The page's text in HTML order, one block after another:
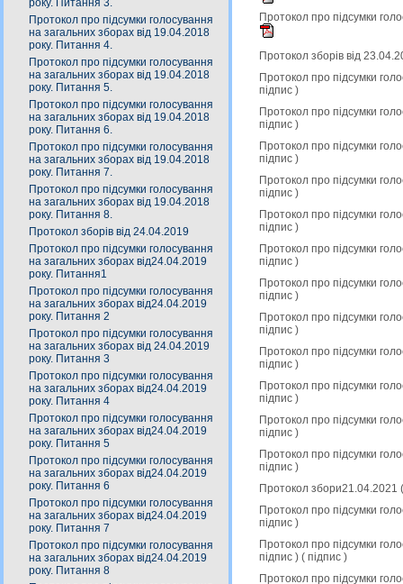
року. Питання 3.
Протокол про підсумки голосування
на загальних зборах від 19.04.2018
року. Питання 4.
Протокол про підсумки голосування
на загальних зборах від 19.04.2018
року. Питання 5.
Протокол про підсумки голосування
на загальних зборах від 19.04.2018
року. Питання 6.
Протокол про підсумки голосування
на загальних зборах від 19.04.2018
року. Питання 7.
Протокол про підсумки голосування
на загальних зборах від 19.04.2018
року. Питання 8.
Протокол зборів від 24.04.2019
Протокол про підсумки голосування
на загальних зборах від24.04.2019
року. Питання1
Протокол про підсумки голосування
на загальних зборах від24.04.2019
року. Питання 2
Протокол про підсумки голосування
на загальних зборах від 24.04.2019
року. Питання 3
Протокол про підсумки голосування
на загальних зборах від24.04.2019
року. Питання 4
Протокол про підсумки голосування
на загальних зборах від24.04.2019
року. Питання 5
Протокол про підсумки голосування
на загальних зборах від24.04.2019
року. Питання 6
Протокол про підсумки голосування
на загальних зборах від24.04.2019
року. Питання 7
Протокол про підсумки голосування
на загальних зборах від24.04.2019
року. Питання 8
Протокол про підсумки
Протокол зборів від
Протокол про підсумки
підпис )
Протокол про підсумки
підпис )
Протокол про підсумки
підпис )
Протокол про підсумки
підпис )
Протокол про підсумки
підпис )
Протокол про підсумки
підпис )
Протокол про підсумки
підпис )
Протокол про підсумки
підпис )
Протокол про підсумки
підпис )
Протокол про підсумки
підпис )
Протокол про підсумки
підпис )
Протокол про підсумки
підпис )
Протокол
Протокол про підсумки
підпис )
Протокол про підсумки
підпис ) ( підпис )
Протокол про підсумки